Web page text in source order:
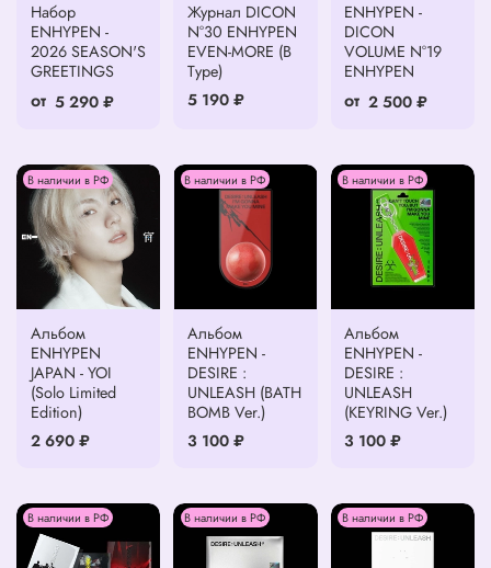
Набор
ENHYPEN -
2026 SEASON'S
GREETINGS
от 5 290 ₽
Журнал DICON
N°30 ENHYPEN
EVEN-MORE (B
Type)
5 190 ₽
ENHYPEN -
DICON
VOLUME N°19
ENHYPEN
от 2 500 ₽
В наличии в РФ
Альбом
ENHYPEN
JAPAN - YOI
(Solo Limited
Edition)
2 690 ₽
В наличии в РФ
Альбом
ENHYPEN -
DESIRE :
UNLEASH (BATH
BOMB Ver.)
3 100 ₽
В наличии в РФ
Альбом
ENHYPEN -
DESIRE :
UNLEASH
(KEYRING Ver.)
3 100 ₽
В наличии в РФ В наличии в РФ В наличии в РФ